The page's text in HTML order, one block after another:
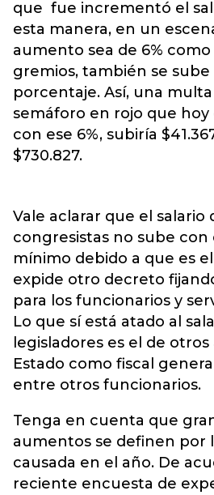
que fue incrementó el
esta manera, en un
aumento sea de 6%
gremios, también se sube
porcentaje. Así, una
semáforo en rojo que hoy
con ese 6%, subiría
$730.827.
Vale aclarar que el salario
congresistas no sube
mínimo debido a que es
expide otro decreto
para los funcionarios y
Lo que sí está atado al
legisladores es el de
Estado como fiscal
entre otros funcionarios.
Tenga en cuenta que
aumentos se definen por
causada en el año. De
reciente encuesta de